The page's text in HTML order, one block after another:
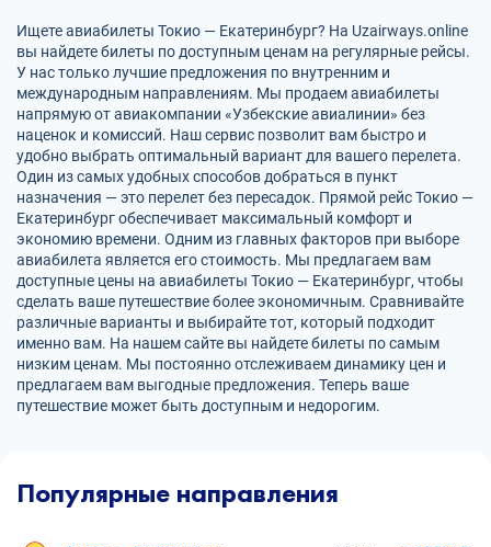
Ищете авиабилеты Токио — Екатеринбург? На Uzairways.online
вы найдете билеты по доступным ценам на регулярные рейсы.
У нас только лучшие предложения по внутренним и
международным направлениям. Мы продаем авиабилеты
напрямую от авиакомпании «Узбекские авиалинии» без
наценок и комиссий. Наш сервис позволит вам быстро и
удобно выбрать оптимальный вариант для вашего перелета.
Один из самых удобных способов добраться в пункт
назначения — это перелет без пересадок. Прямой рейс Токио —
Екатеринбург обеспечивает максимальный комфорт и
экономию времени. Одним из главных факторов при выборе
авиабилета является его стоимость. Мы предлагаем вам
доступные цены на авиабилеты Токио — Екатеринбург, чтобы
сделать ваше путешествие более экономичным. Сравнивайте
различные варианты и выбирайте тот, который подходит
именно вам. На нашем сайте вы найдете билеты по самым
низким ценам. Мы постоянно отслеживаем динамику цен и
предлагаем вам выгодные предложения. Теперь ваше
путешествие может быть доступным и недорогим.
Популярные направления